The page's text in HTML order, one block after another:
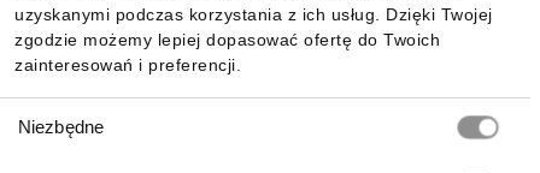
uzyskanymi podczas korzystania z ich usług. Dzięki Twojej
zgodzie możemy lepiej dopasować ofertę do Twoich
zainteresowań i preferencji.
zgody
Niezbędne